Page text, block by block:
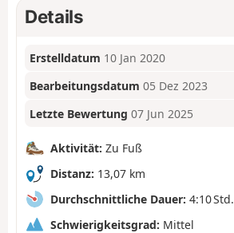
Details
Erstelldatum 10 Jan 2020
Bearbeitungsdatum 05 Dez 2023
Letzte Bewertung 07 Jun 2025
Aktivität: Zu Fuß
Distanz: 13,07 km
Durchschnittliche Dauer: 4:10 Std.
Schwierigkeitsgrad: Mittel